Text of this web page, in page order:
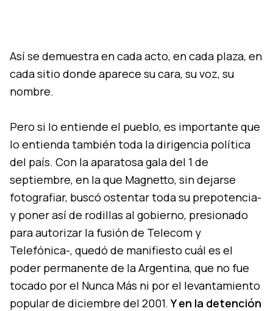
Así se demuestra en cada acto, en cada plaza, en
cada sitio donde aparece su cara, su voz, su
nombre.
Pero si lo entiende el pueblo, es importante que
lo entienda también toda la dirigencia política
del país. Con la aparatosa gala del 1 de
septiembre, en la que Magnetto, sin dejarse
fotografiar, buscó ostentar toda su prepotencia-
y poner así de rodillas al gobierno, presionado
para autorizar la fusión de Telecom y
Telefónica-, quedó de manifiesto cuál es el
poder permanente de la Argentina, que no fue
tocado por el Nunca Más ni por el levantamiento
popular de diciembre del 2001.Y en la detención